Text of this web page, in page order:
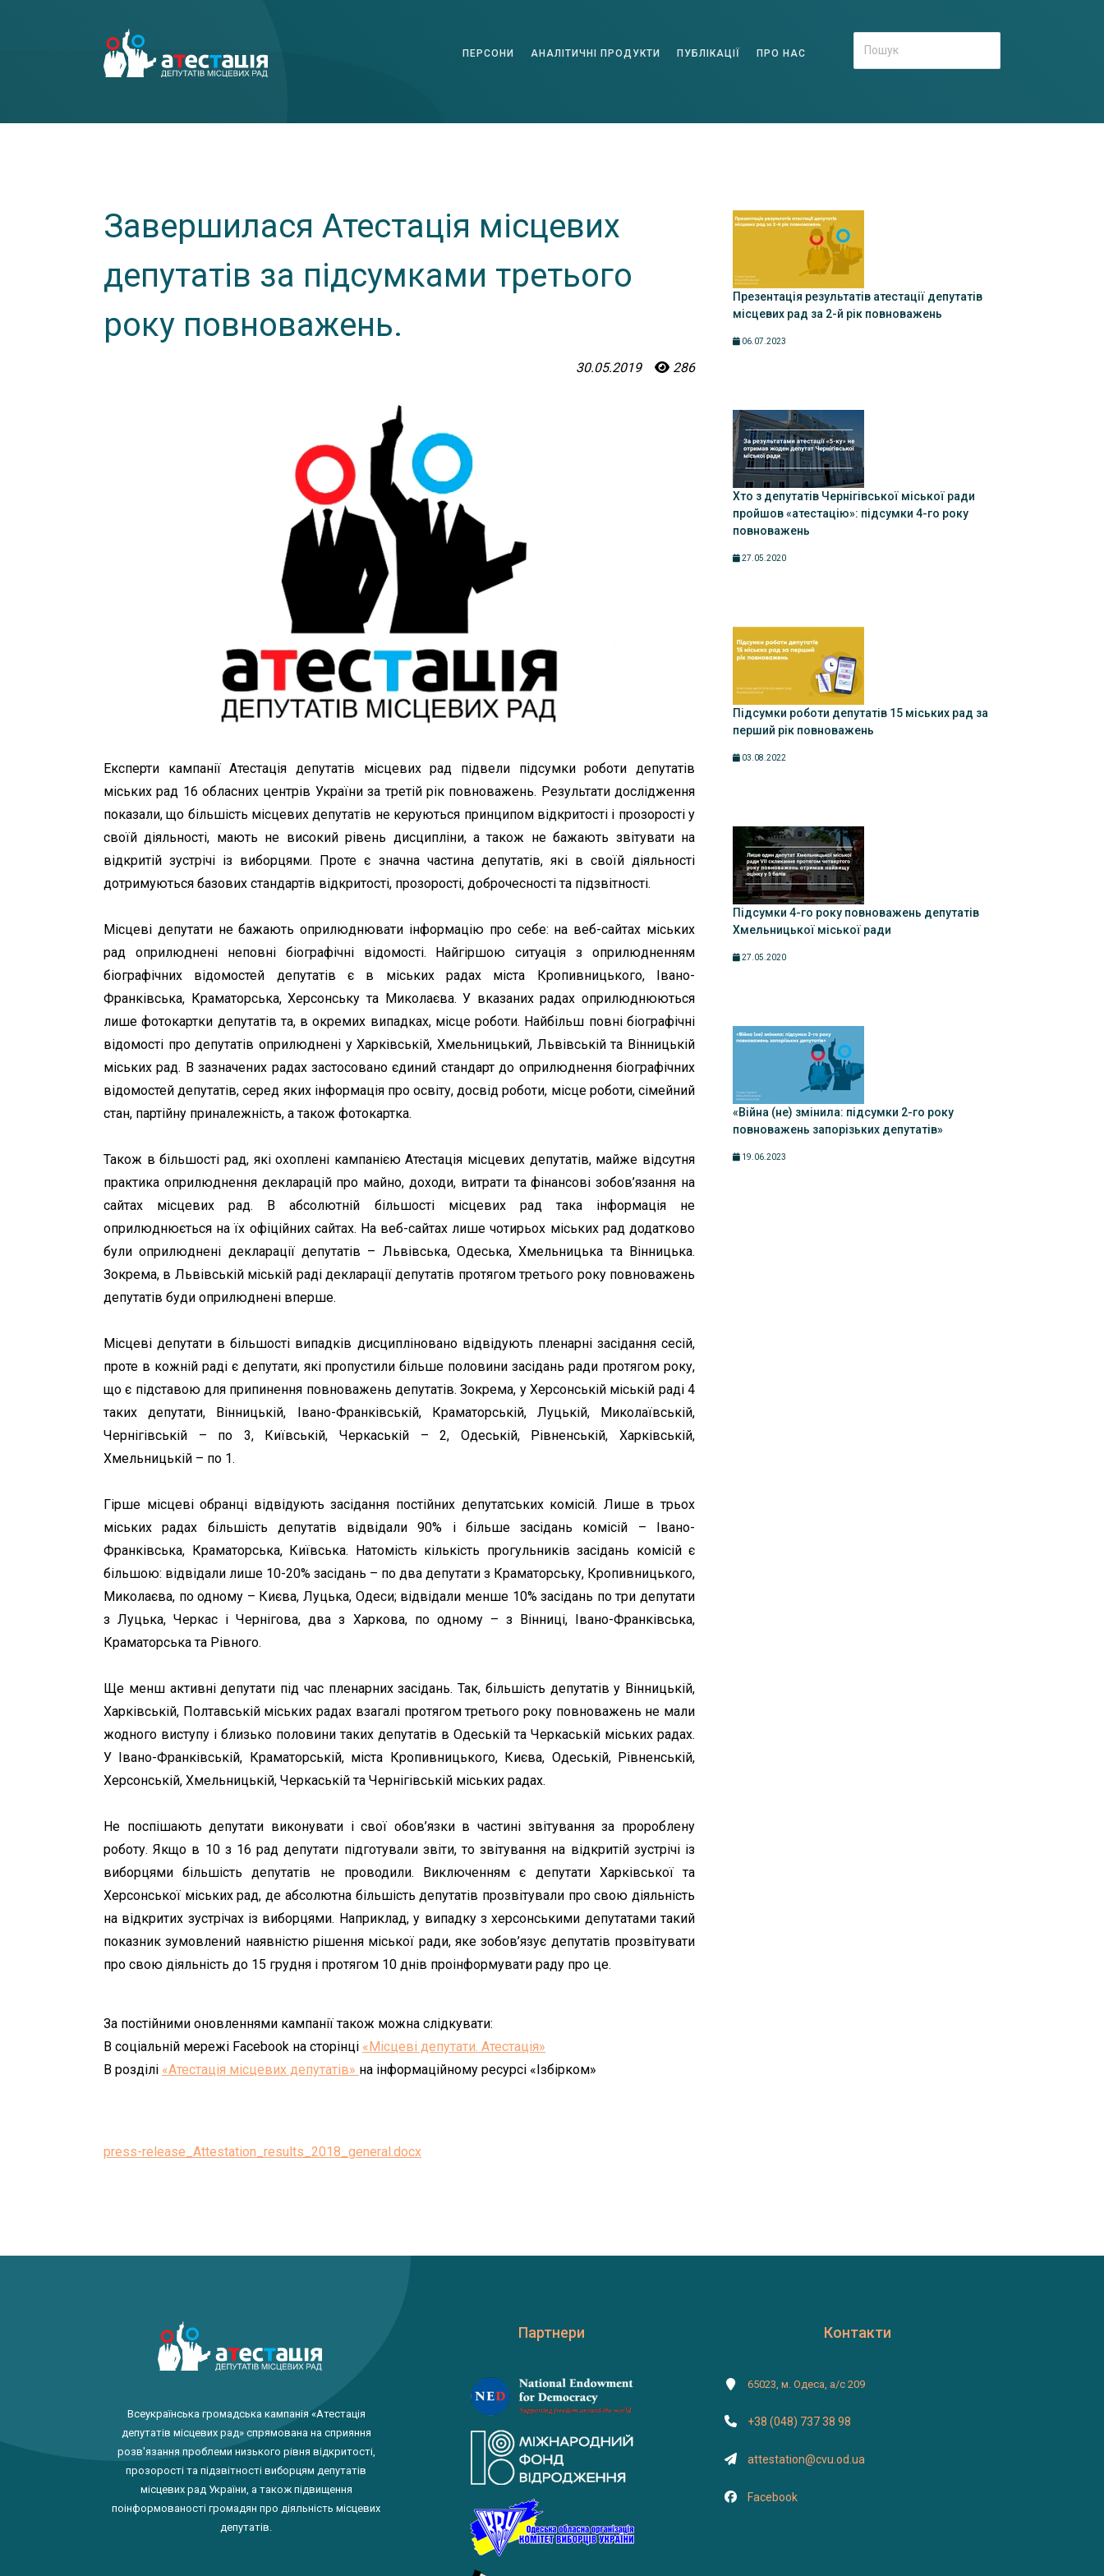
ПЕРСОНИ АНАЛІТИЧНІ ПРОДУКТИ ПУБЛІКАЦІЇ ПРО НАС
Завершилася Атестація місцевих
депутатів за підсумками третього
року повноважень.
30.05.2019 286
Експерти кампанії Атестація депутатів місцевих рад підвели підсумки роботи депутатів
міських рад 16 обласних центрів України за третій рік повноважень. Результати дослідження
показали, що більшість місцевих депутатів не керуються принципом відкритості і прозорості у
своїй діяльності, мають не високий рівень дисципліни, а також не бажають звітувати на
відкритій зустрічі із виборцями. Проте є значна частина депутатів, які в своїй діяльності
дотримуються базових стандартів відкритості, прозорості, доброчесності та підзвітності.
Місцеві депутати не бажають оприлюднювати інформацію про себе: на веб-сайтах міських
рад оприлюднені неповні біографічні відомості. Найгіршою ситуація з оприлюдненням
біографічних відомостей депутатів є в міських радах міста Кропивницького, Івано-
Франківська, Краматорська, Херсонську та Миколаєва. У вказаних радах оприлюднюються
лише фотокартки депутатів та, в окремих випадках, місце роботи. Найбільш повні біографічні
відомості про депутатів оприлюднені у Харківській, Хмельницький, Львівській та Вінницькій
міських рад. В зазначених радах застосовано єдиний стандарт до оприлюднення біографічних
відомостей депутатів, серед яких інформація про освіту, досвід роботи, місце роботи, сімейний
стан, партійну приналежність, а також фотокартка.
Також в більшості рад, які охоплені кампанією Атестація місцевих депутатів, майже відсутня
практика оприлюднення декларацій про майно, доходи, витрати та фінансові зобов’язання на
сайтах місцевих рад. В абсолютній більшості місцевих рад така інформація не
оприлюднюється на їх офіційних сайтах. На веб-сайтах лише чотирьох міських рад додатково
були оприлюднені декларації депутатів – Львівська, Одеська, Хмельницька та Вінницька.
Зокрема, в Львівській міській раді декларації депутатів протягом третього року повноважень
депутатів буди оприлюднені вперше.
Місцеві депутати в більшості випадків дисципліновано відвідують пленарні засідання сесій,
проте в кожній раді є депутати, які пропустили більше половини засідань ради протягом року,
що є підставою для припинення повноважень депутатів. Зокрема, у Херсонській міській раді 4
таких депутати, Вінницькій, Івано-Франківській, Краматорській, Луцькій, Миколаївській,
Чернігівській – по 3, Київській, Черкаській – 2, Одеській, Рівненській, Харківській,
Хмельницькій – по 1.
Гірше місцеві обранці відвідують засідання постійних депутатських комісій. Лише в трьох
міських радах більшість депутатів відвідали 90% і більше засідань комісій – Івано-
Франківська, Краматорська, Київська. Натомість кількість прогульників засідань комісій є
більшою: відвідали лише 10-20% засідань – по два депутати з Краматорську, Кропивницького,
Миколаєва, по одному – Києва, Луцька, Одеси; відвідали менше 10% засідань по три депутати
з Луцька, Черкас і Чернігова, два з Харкова, по одному – з Вінниці, Івано-Франківська,
Краматорська та Рівного.
Ще менш активні депутати під час пленарних засідань. Так, більшість депутатів у Вінницькій,
Харківській, Полтавській міських радах взагалі протягом третього року повноважень не мали
жодного виступу і близько половини таких депутатів в Одеській та Черкаській міських радах.
У Івано-Франківській, Краматорській, міста Кропивницького, Києва, Одеській, Рівненській,
Херсонській, Хмельницькій, Черкаській та Чернігівській міських радах.
Не поспішають депутати виконувати і свої обов’язки в частині звітування за пророблену
роботу. Якщо в 10 з 16 рад депутати підготували звіти, то звітування на відкритій зустрічі із
виборцями більшість депутатів не проводили. Виключенням є депутати Харківської та
Херсонської міських рад, де абсолютна більшість депутатів прозвітували про свою діяльність
на відкритих зустрічах із виборцями. Наприклад, у випадку з херсонськими депутатами такий
показник зумовлений наявністю рішення міської ради, яке зобов’язує депутатів прозвітувати
про свою діяльність до 15 грудня і протягом 10 днів проінформувати раду про це.
За постійними оновленнями кампанії також можна слідкувати:
В соціальній мережі Facebook на сторінці «Місцеві депутати. Атестація»
В розділі «Атестація місцевих депутатів» на інформаційному ресурсі «Ізбірком»
press-release_Attestation_results_2018_general.docx
Презентація результатів атестації депутатів
місцевих рад за 2-й рік повноважень
06.07.2023
Хто з депутатів Чернігівської міської ради
пройшов «атестацію»: підсумки 4-го року
повноважень
27.05.2020
Підсумки роботи депутатів 15 міських рад за
перший рік повноважень
03.08.2022
Підсумки 4-го року повноважень депутатів
Хмельницької міської ради
27.05.2020
«Війна (не) змінила: підсумки 2-го року
повноважень запорізьких депутатів»
19.06.2023
Всеукраїнська громадська кампанія «Атестація
депутатів місцевих рад» спрямована на сприяння
розв'язання проблеми низького рівня відкритості,
прозорості та підзвітності виборцям депутатів
місцевих рад України, а також підвищення
поінформованості громадян про діяльність місцевих
депутатів.
Партнери Контакти
65023, м. Одеса, а/с 209
+38 (048) 737 38 98
attestation@cvu.od.ua
Facebook